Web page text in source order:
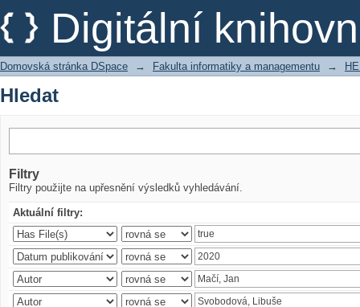
Digitální
Hledat
Domovská stránka DSpace → Fakulta informatiky a managementu →
Hledat
Filtry
Filtry použijte na upřesnění výsledků vyhledávání.
Aktuální filtry: